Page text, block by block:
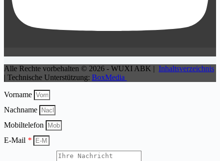
Alle Rechte vorbehalten © 2026 - WUXI ABK | Inhaltsverzeichnis
| Technische Unterstützung: BoxMedia
Vorname
Nachname
Mobiltelefon
E-Mail *